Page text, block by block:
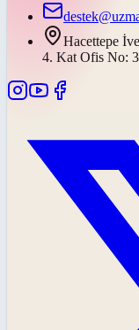
Hacettepe
4. Kat Ofis No: